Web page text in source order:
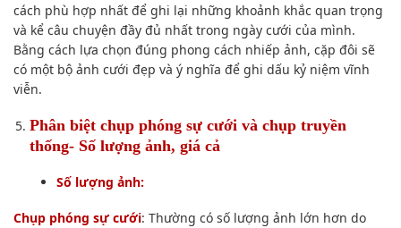
cách phù hợp nhất để ghi lại những khoảnh khắc quan trọng
và kể câu chuyện đầy đủ nhất trong ngày cưới của mình.
Bằng cách lựa chọn đúng phong cách nhiếp ảnh, cặp đôi sẽ
có một bộ ảnh cưới đẹp và ý nghĩa để ghi dấu kỷ niệm vĩnh
viễn.
Phân biệt chụp phóng sự cưới và chụp truyền
thống- Số lượng ảnh, giá cả
Số lượng ảnh:
Chụp phóng sự cưới: Thường có số lượng ảnh lớn hơn do